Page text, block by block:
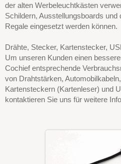
der alten Werbeleuchtkästen
Schildern, Ausstellungsboards und
Regale eingesetzt werden können.
Drähte, Stecker, Kartenstecker,
Um unseren Kunden einen
Cochief entsprechende
von Drahtstärken,
Kartensteckern (Kartenleser) und
kontaktieren Sie uns für weitere